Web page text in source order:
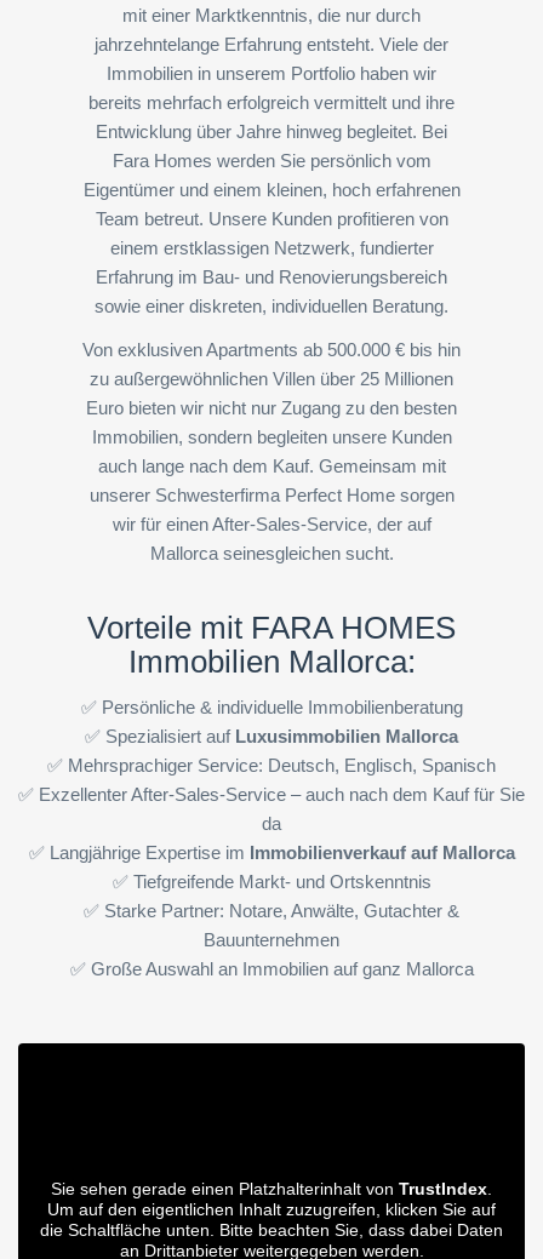
mit einer Marktkenntnis, die nur durch
jahrzehntelange Erfahrung entsteht. Viele der
Immobilien in unserem Portfolio haben wir
bereits mehrfach erfolgreich vermittelt und ihre
Entwicklung über Jahre hinweg begleitet. Bei
Fara Homes werden Sie persönlich vom
Eigentümer und einem kleinen, hoch erfahrenen
Team betreut. Unsere Kunden profitieren von
einem erstklassigen Netzwerk, fundierter
Erfahrung im Bau- und Renovierungsbereich
sowie einer diskreten, individuellen Beratung.
Von exklusiven Apartments ab 500.000 € bis hin
zu außergewöhnlichen Villen über 25 Millionen
Euro bieten wir nicht nur Zugang zu den besten
Immobilien, sondern begleiten unsere Kunden
auch lange nach dem Kauf. Gemeinsam mit
unserer Schwesterfirma Perfect Home sorgen
wir für einen After-Sales-Service, der auf
Mallorca seinesgleichen sucht.
Vorteile mit FARA HOMES
Immobilien Mallorca:
✅ Persönliche & individuelle Immobilienberatung
✅ Spezialisiert auf Luxusimmobilien Mallorca
✅ Mehrsprachiger Service: Deutsch, Englisch, Spanisch
✅ Exzellenter After-Sales-Service – auch nach dem Kauf für Sie
da
✅ Langjährige Expertise im Immobilienverkauf auf Mallorca
✅ Tiefgreifende Markt- und Ortskenntnis
✅ Starke Partner: Notare, Anwälte, Gutachter &
Bauunternehmen
✅ Große Auswahl an Immobilien auf ganz Mallorca
Sie sehen gerade einen Platzhalterinhalt von TrustIndex.
Um auf den eigentlichen Inhalt zuzugreifen, klicken Sie auf
die Schaltfläche unten. Bitte beachten Sie, dass dabei Daten
an Drittanbieter weitergegeben werden.